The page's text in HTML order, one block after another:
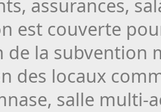
assurances,
est couverte
la subvention
des locaux
salle multi-